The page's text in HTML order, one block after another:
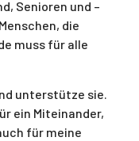
Senioren und –
die
muss für alle
unterstütze sie.
ein Miteinander,
für meine